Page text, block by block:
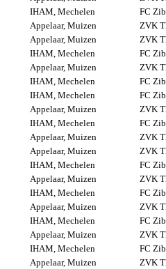
IHAM, Mechelen
FC
Appelaar, Muizen
ZVK
Appelaar, Muizen
ZVK
IHAM, Mechelen
FC
Appelaar, Muizen
ZVK
IHAM, Mechelen
FC
IHAM, Mechelen
FC
Appelaar, Muizen
ZVK
IHAM, Mechelen
FC
Appelaar, Muizen
ZVK
Appelaar, Muizen
ZVK
IHAM, Mechelen
FC
Appelaar, Muizen
ZVK
IHAM, Mechelen
FC
Appelaar, Muizen
ZVK
IHAM, Mechelen
FC
Appelaar, Muizen
ZVK
IHAM, Mechelen
FC
Appelaar, Muizen
ZVK